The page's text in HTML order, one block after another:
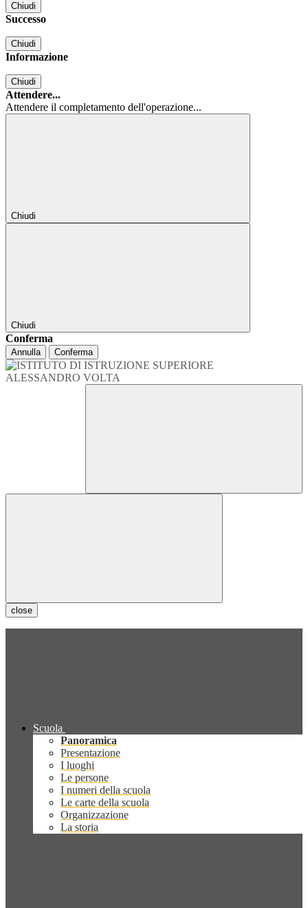
Chiudi
Successo
Chiudi
Informazione
Chiudi
Attendere...
Attendere il completamento dell'operazione...
Chiudi
Chiudi
Conferma
Annulla Conferma
close
Scuola
Panoramica
Presentazione
I luoghi
Le persone
I numeri della scuola
Le carte della scuola
Organizzazione
La storia